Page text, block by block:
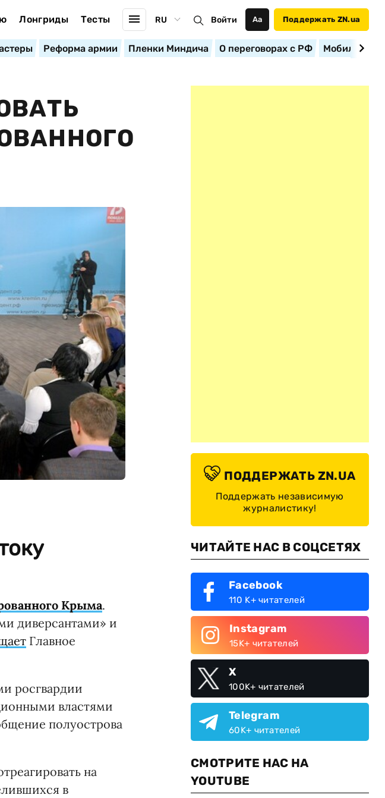
Лонгриды Тесты RU Войти Аа Поддержать ZN.ua
Реформа армии Пленки Миндича О переговорах с РФ
Крыма.
диверсантами» и
Главное
росгвардии
властями
полуострова
на
в
ПОДДЕРЖАТЬ ZN.UA
Поддержать независимую
журналистику!
ЧИТАЙТЕ НАС В СОЦСЕТЯХ
Facebook
110 K+ читателей
Instagram
15K+ читателей
X
100K+ читателей
Telegram
60K+ читателей
СМОТРИТЕ НАС НА
YOUTUBE